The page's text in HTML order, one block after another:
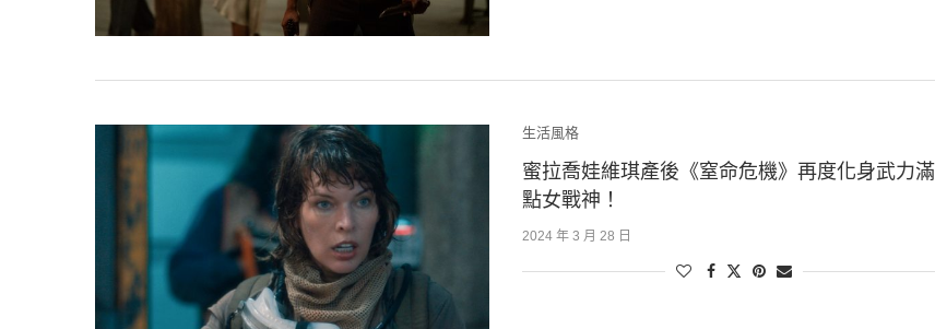
生活風格
蜜拉喬娃維琪產後《窒命危機》再度化身武力滿
點女戰神！
2024 年 3 月 28 日